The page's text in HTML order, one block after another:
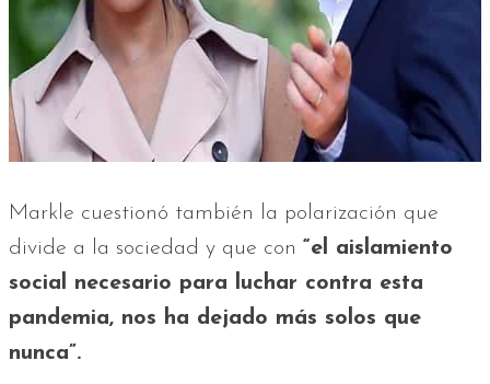
Markle cuestionó también la polarización que
divide a la sociedad y que con “el aislamiento
social necesario para luchar contra esta
pandemia, nos ha dejado más solos que
nunca”.